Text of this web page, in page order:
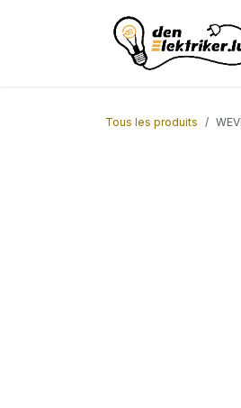
Tous les produits